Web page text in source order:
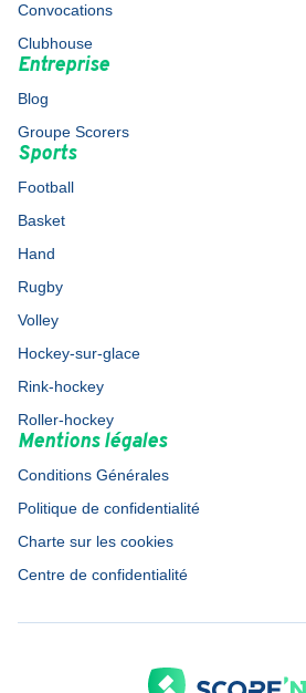
Convocations
Clubhouse
Entreprise
Blog
Groupe Scorers
Sports
Football
Basket
Hand
Rugby
Volley
Hockey-sur-glace
Rink-hockey
Roller-hockey
Mentions légales
Conditions Générales
Politique de confidentialité
Charte sur les cookies
Centre de confidentialité